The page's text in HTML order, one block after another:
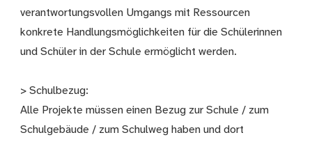
verantwortungsvollen Umgangs mit Ressourcen
konkrete Handlungsmöglichkeiten für die Schülerinnen
und Schüler in der Schule ermöglicht werden.
> Schulbezug:
Alle Projekte müssen einen Bezug zur Schule / zum
Schulgebäude / zum Schulweg haben und dort